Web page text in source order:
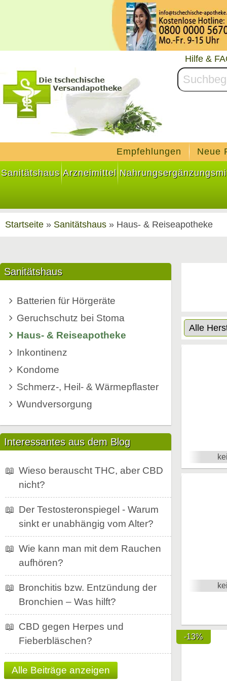
Hilfe &
Empfehlungen Neue
Sanitätshaus Arzneimittel
Startseite » Sanitätshaus » Haus- & Reiseapotheke
-13%
Sanitätshaus
Batterien für Hörgeräte
Geruchschutz bei Stoma
Haus- & Reiseapotheke
Inkontinenz
Kondome
Schmerz-, Heil- & Wärmepflaster
Wundversorgung
Interessantes aus dem Blog
📖 Wieso berauscht THC, aber CBD
nicht?
📖 Der Testosteronspiegel - Warum
sinkt er unabhängig vom Alter?
📖 Wie kann man mit dem Rauchen
aufhören?
📖 Bronchitis bzw. Entzündung der
Bronchien – Was hilft?
📖 CBD gegen Herpes und
Fieberbläschen?
Alle Beiträge anzeigen